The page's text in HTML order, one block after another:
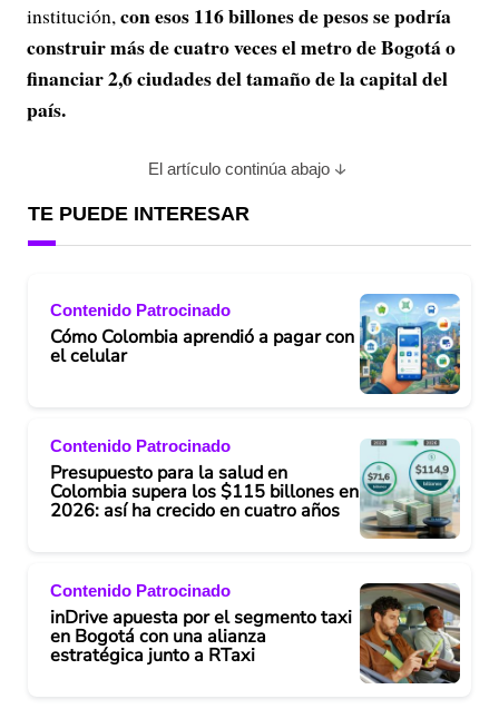
institución,con esos 116 billones de pesos se podría
construir más de cuatro veces el metro de Bogotá o
financiar 2,6 ciudades del tamaño de la capital del
país.
El artículo continúa abajo
TE PUEDE INTERESAR
Contenido Patrocinado
Cómo Colombia aprendió a pagar con
el celular
Contenido Patrocinado
Presupuesto para la salud en
Colombia supera los $115 billones en
2026: así ha crecido en cuatro años
Contenido Patrocinado
inDrive apuesta por el segmento taxi
en Bogotá con una alianza
estratégica junto a RTaxi